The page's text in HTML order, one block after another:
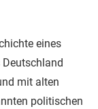
eines
Deutschland
mit alten
politischen